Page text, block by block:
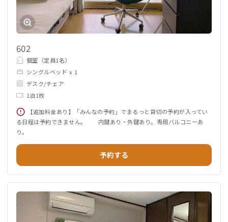
602
個室（定員1名）
シングルベッド x 1
デスク/チェア
1泊1枚
【追加料金あり】「みんなの予約」でまるっと貸切の予約が入ってい
る日程は予約できません。 内鍵あり・外鍵あり。専用バルコニーあ
り。
予約する